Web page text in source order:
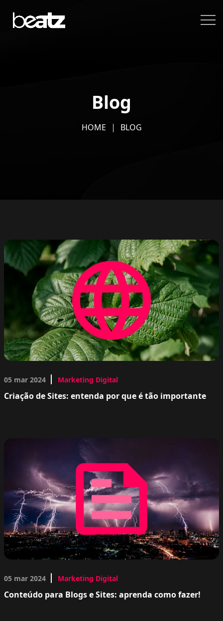
Blog
HOME BLOG
05 mar 2024 Marketing Digital
Criação de Sites: entenda por que é tão importante
05 mar 2024 Marketing Digital
Conteúdo para Blogs e Sites: aprenda como fazer!